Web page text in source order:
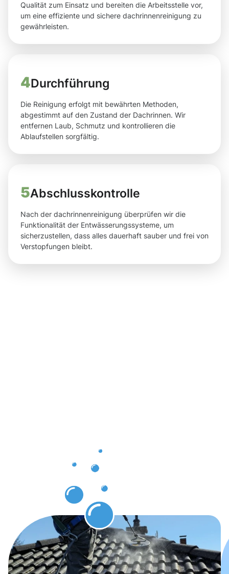
Qualität zum Einsatz und bereiten die Arbeitsstelle vor,
um eine effiziente und sichere dachrinnenreinigung zu
gewährleisten.
4Durchführung
Die Reinigung erfolgt mit bewährten Methoden,
abgestimmt auf den Zustand der Dachrinnen. Wir
entfernen Laub, Schmutz und kontrollieren die
Ablaufstellen sorgfältig.
5Abschlusskontrolle
Nach der dachrinnenreinigung überprüfen wir die
Funktionalität der Entwässerungssysteme, um
sicherzustellen, dass alles dauerhaft sauber und frei von
Verstopfungen bleibt.